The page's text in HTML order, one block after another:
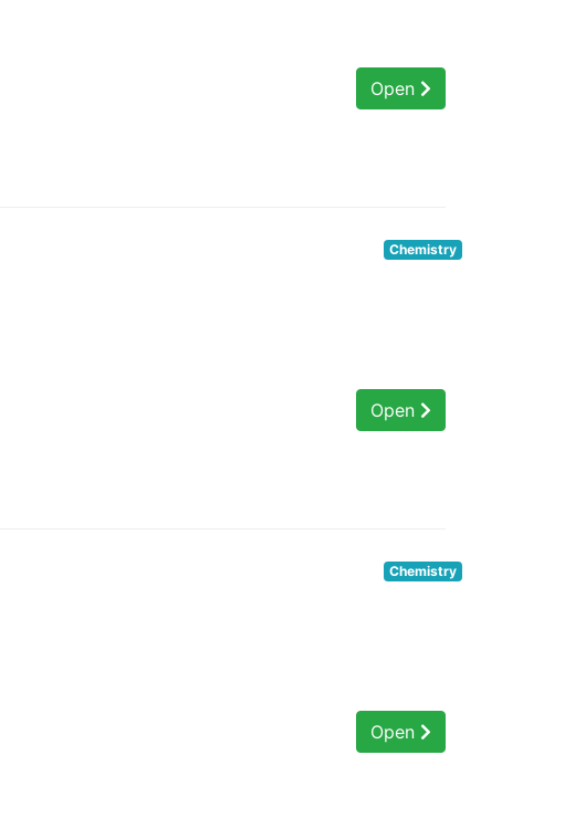
Open
Chemistry
Open
Chemistry
Open